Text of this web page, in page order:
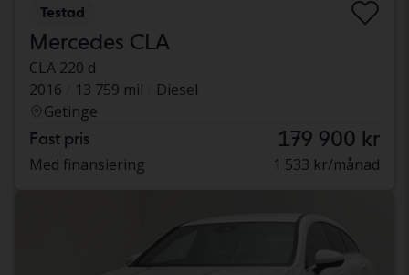
Testad
Mercedes CLA
CLA 220 d
2016
13 759 mil
Diesel
Getinge
Fast pris 179 900 kr
Med finansiering 1 533 kr/månad